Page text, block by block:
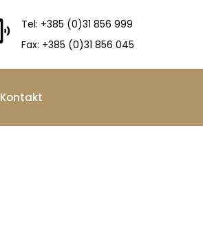
Tel: +385 (0)31 856 999
Fax: +385 (0)31 856 045
Kontakt